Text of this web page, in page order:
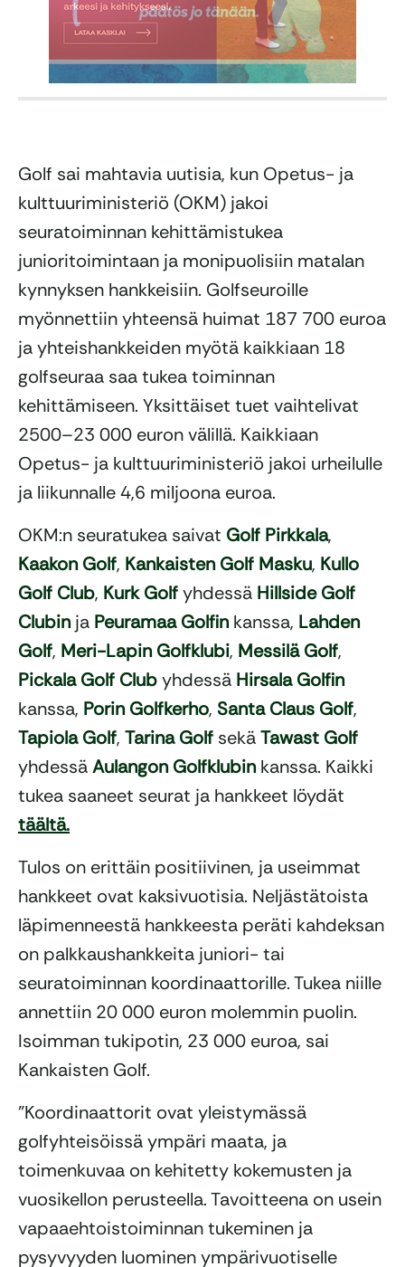
Golf sai mahtavia uutisia, kun Opetus- ja
kulttuuriministeriö (OKM) jakoi
seuratoiminnan kehittämistukea
junioritoimintaan ja monipuolisiin matalan
kynnyksen hankkeisiin. Golfseuroille
myönnettiin yhteensä huimat 187 700 euroa
ja yhteishankkeiden myötä kaikkiaan 18
golfseuraa saa tukea toiminnan
kehittämiseen. Yksittäiset tuet vaihtelivat
2500–23 000 euron välillä. Kaikkiaan
Opetus- ja kulttuuriministeriö jakoi urheilulle
ja liikunnalle 4,6 miljoona euroa.
OKM:n seuratukea saivat Golf Pirkkala,
Kaakon Golf, Kankaisten Golf Masku, Kullo
Golf Club, Kurk Golfyhdessä Hillside Golf
Clubinja Peuramaa Golfinkanssa, Lahden
Golf, Meri-Lapin Golfklubi, Messilä Golf,
Pickala Golf Clubyhdessä Hirsala Golfin
kanssa, Porin Golfkerho, Santa Claus Golf,
Tapiola Golf, Tarina Golf sekäTawast Golf
yhdessäAulangon Golfklubinkanssa. Kaikki
tukea saaneet seurat ja hankkeet löydät
täältä.
Tulos on erittäin positiivinen, ja useimmat
hankkeet ovat kaksivuotisia. Neljästätoista
läpimenneestä hankkeesta peräti kahdeksan
on palkkaushankkeita juniori- tai
seuratoiminnan koordinaattorille. Tukea niille
annettiin 20 000 euron molemmin puolin.
Isoimman tukipotin, 23 000 euroa, sai
Kankaisten Golf.
”Koordinaattorit ovat yleistymässä
golfyhteisöissä ympäri maata, ja
toimenkuvaa on kehitetty kokemusten ja
vuosikellon perusteella. Tavoitteena on usein
vapaaehtoistoiminnan tukeminen ja
pysyvyyden luominen ympärivuotiselle